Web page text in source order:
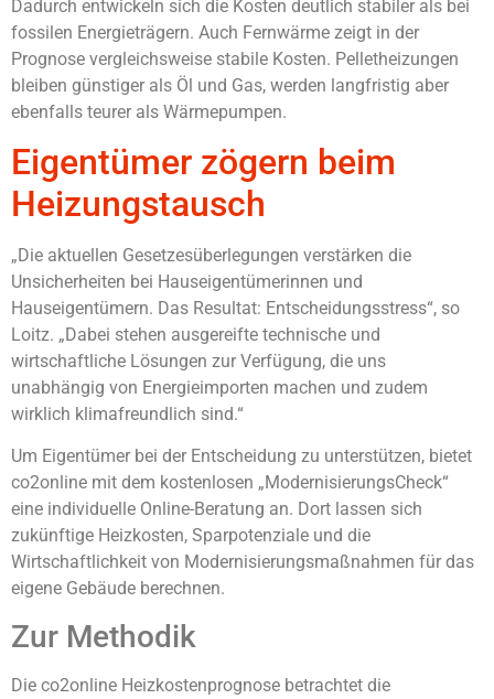
Dadurch entwickeln sich die Kosten deutlich stabiler als bei
fossilen Energieträgern. Auch Fernwärme zeigt in der
Prognose vergleichsweise stabile Kosten. Pelletheizungen
bleiben günstiger als Öl und Gas, werden langfristig aber
ebenfalls teurer als Wärmepumpen.
Eigentümer zögern beim
Heizungstausch
„Die aktuellen Gesetzesüberlegungen verstärken die
Unsicherheiten bei Hauseigentümerinnen und
Hauseigentümern. Das Resultat: Entscheidungsstress“, so
Loitz. „Dabei stehen ausgereifte technische und
wirtschaftliche Lösungen zur Verfügung, die uns
unabhängig von Energieimporten machen und zudem
wirklich klimafreundlich sind.“
Um Eigentümer bei der Entscheidung zu unterstützen, bietet
co2online mit dem kostenlosen „ModernisierungsCheck“
eine individuelle Online-Beratung an. Dort lassen sich
zukünftige Heizkosten, Sparpotenziale und die
Wirtschaftlichkeit von Modernisierungsmaßnahmen für das
eigene Gebäude berechnen.
Zur Methodik
Die co2online Heizkostenprognose betrachtet die